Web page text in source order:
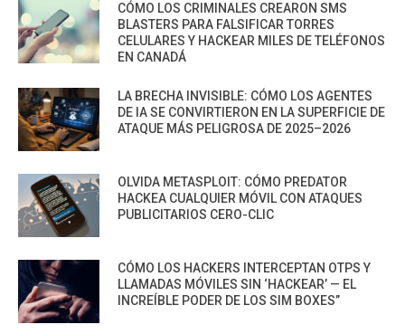
CÓMO LOS CRIMINALES CREARON SMS
BLASTERS PARA FALSIFICAR TORRES
CELULARES Y HACKEAR MILES DE TELÉFONOS
EN CANADÁ
LA BRECHA INVISIBLE: CÓMO LOS AGENTES
DE IA SE CONVIRTIERON EN LA SUPERFICIE DE
ATAQUE MÁS PELIGROSA DE 2025–2026
OLVIDA METASPLOIT: CÓMO PREDATOR
HACKEA CUALQUIER MÓVIL CON ATAQUES
PUBLICITARIOS CERO-CLIC
CÓMO LOS HACKERS INTERCEPTAN OTPS Y
LLAMADAS MÓVILES SIN ‘HACKEAR’ — EL
INCREÍBLE PODER DE LOS SIM BOXES”